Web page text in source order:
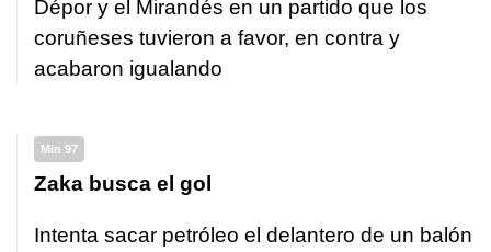
Dépor y el Mirandés en un partido que los
coruñeses tuvieron a favor, en contra y
acabaron igualando
Min 97
Zaka busca el gol
Intenta sacar petróleo el delantero de un balón